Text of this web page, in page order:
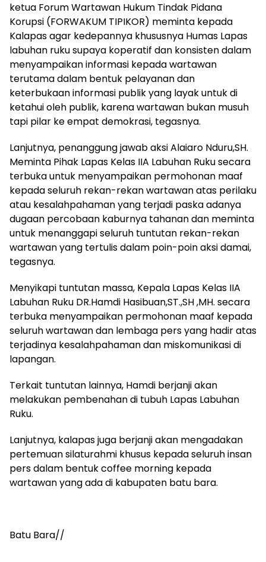
ketua Forum Wartawan Hukum Tindak Pidana
Korupsi (FORWAKUM TIPIKOR) meminta kepada
Kalapas agar kedepannya khususnya Humas Lapas
labuhan ruku supaya koperatif dan konsisten dalam
menyampaikan informasi kepada wartawan
terutama dalam bentuk pelayanan dan
keterbukaan informasi publik yang layak untuk di
ketahui oleh publik, karena wartawan bukan musuh
tapi pilar ke empat demokrasi, tegasnya.
Lanjutnya, penanggung jawab aksi Alaiaro Nduru,SH.
Meminta Pihak Lapas Kelas IIA Labuhan Ruku secara
terbuka untuk menyampaikan permohonan maaf
kepada seluruh rekan-rekan wartawan atas perilaku
atau kesalahpahaman yang terjadi paska adanya
dugaan percobaan kaburnya tahanan dan meminta
untuk menanggapi seluruh tuntutan rekan-rekan
wartawan yang tertulis dalam poin-poin aksi damai,
tegasnya.
‎‎Menyikapi tuntutan massa, Kepala Lapas Kelas IIA
Labuhan Ruku DR.Hamdi Hasibuan,ST.,SH ,MH. secara
terbuka menyampaikan permohonan maaf kepada
seluruh wartawan dan lembaga pers yang hadir atas
terjadinya kesalahpahaman dan miskomunikasi di
lapangan.
‎‎Terkait tuntutan lainnya, Hamdi berjanji akan
melakukan pembenahan di tubuh Lapas Labuhan
Ruku.
Lanjutnya, kalapas juga berjanji akan mengadakan
pertemuan silaturahmi khusus kepada seluruh insan
pers dalam bentuk coffee morning kepada
wartawan yang ada di kabupaten batu bara.
Batu Bara//